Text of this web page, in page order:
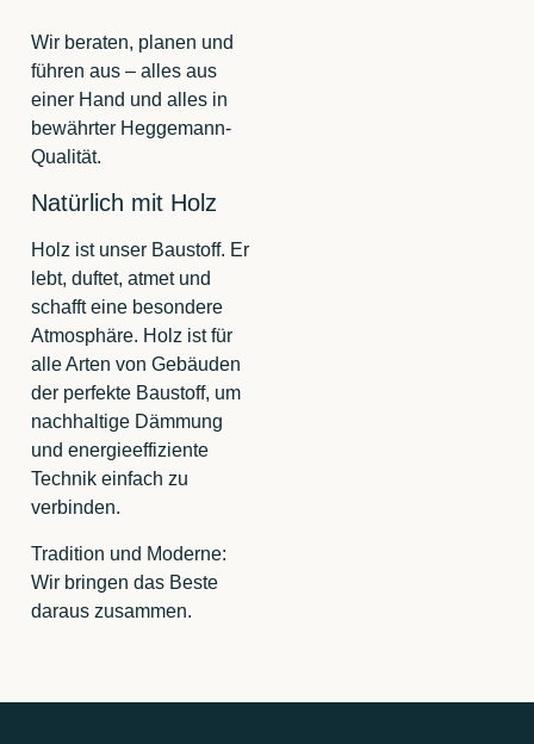
Wir beraten, planen und
führen aus – alles aus
einer Hand und alles in
bewährter Heggemann-
Qualität.
Natürlich mit Holz
Holz ist unser Baustoff. Er
lebt, duftet, atmet und
schafft eine besondere
Atmosphäre. Holz ist für
alle Arten von Gebäuden
der perfekte Baustoff, um
nachhaltige Dämmung
und energieeffiziente
Technik einfach zu
verbinden.
Tradition und Moderne:
Wir bringen das Beste
daraus zusammen.